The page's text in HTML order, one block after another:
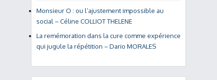
Monsieur O : ou l’ajustement impossible au
social – Céline COLLIOT THELENE
La remémoration dans la cure comme expérience
qui jugule la répétition – Dario MORALES